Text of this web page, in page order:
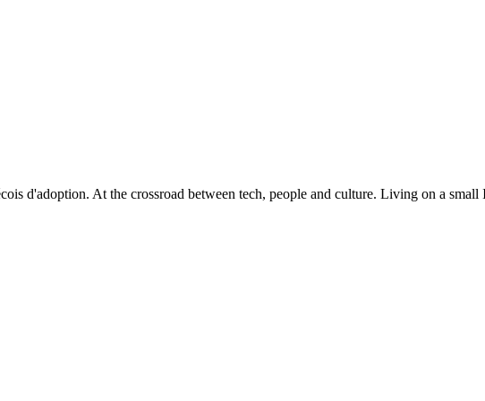
d'adoption. At the crossroad between tech, people and culture. Living on a small